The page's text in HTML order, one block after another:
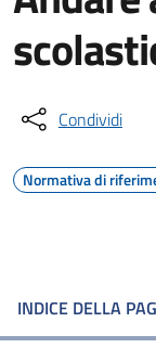
Condividi
Normativa di
INDICE DELLA